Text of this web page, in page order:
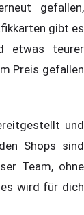
gefallen,
gibt es
etwas teurer
Preis gefallen
und
Shops sind
Team, ohne
wird für dich